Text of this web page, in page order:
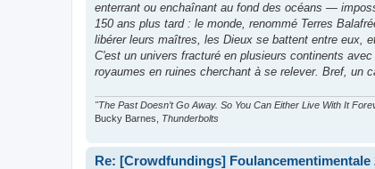
enterrant ou enchaînant au fond des océans —
150 ans plus tard : le monde, renommé Terres
libérer leurs maîtres, les Dieux se battent entre eux,
C'est un univers fracturé en plusieurs continents
royaumes en ruines cherchant à se relever. Bref, un
"The Past Doesn’t Go Away. So You Can Either Live With It
Bucky Barnes, Thunderbolts
Re: [Crowdfundings]